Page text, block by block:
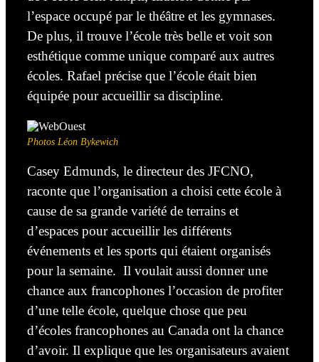
l’espace occupé par le théâtre et les gymnases.
De plus, il trouve l’école très belle et voit son
esthétique comme unique comparé aux autres
écoles. Rafael précise que l’école était bien
équipée pour accueillir sa discipline.
Photos Léon Bykewich
Casey Edmunds, le directeur des JFCNO,
raconte que l’organisation a choisi cette école à
cause de sa grande variété de terrains et
d’espaces pour accueillir les différents
événements et les sports qui étaient organisés
pour la semaine. Il voulait aussi donner une
chance aux francophones l’occasion de profiter
d’une telle école, quelque chose que peu
d’écoles francophones au Canada ont la chance
d’avoir. Il explique que les organisateurs avaient